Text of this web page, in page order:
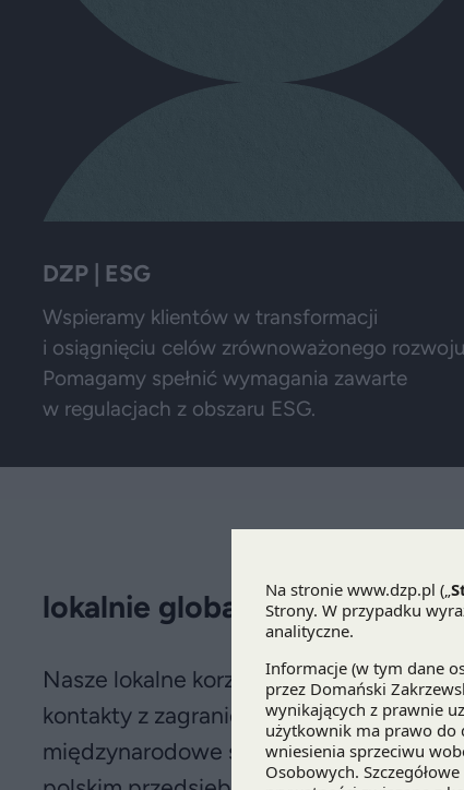
DZP | ESG
Wspieramy klientów w transformacji
i osiągnięciu celów zrównoważonego
Pomagamy spełnić wymagania zawarte
w regulacjach z obszaru ESG.
lokalnie globalni
Nasze lokalne korzenie pozwalają nam
kontakty z zagranicznymi partnerami
międzynarodowe standardy